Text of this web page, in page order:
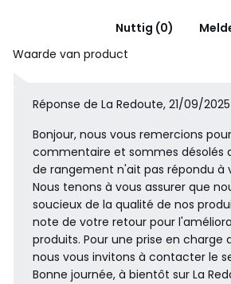
Nuttig (0)
Waarde van product
Réponse de La Redoute, 21/09/2025
Bonjour, nous vous remercions
commentaire et sommes désolés
de rangement n'ait pas répondu à
Nous tenons à vous assurer que
soucieux de la qualité de nos
note de votre retour pour
produits. Pour une prise en charge
nous vous invitons à contacter le
Bonne journée, à bientôt sur La